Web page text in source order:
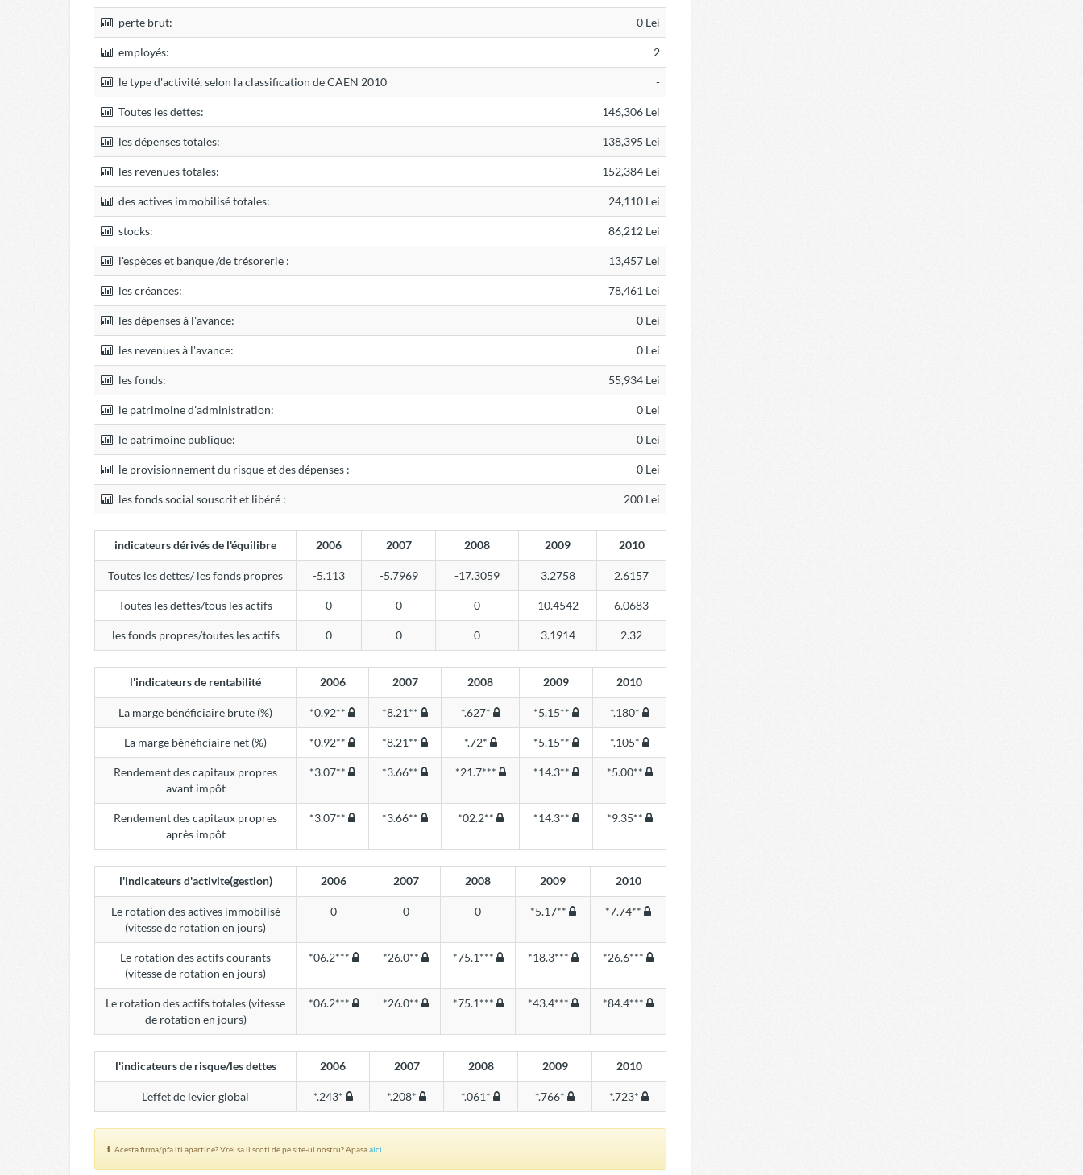
perte brut: 0 Lei
employés: 2
le type d'activité, selon la classification de CAEN 2010 -
Toutes les dettes: 146,306 Lei
les dépenses totales: 138,395 Lei
les revenues totales: 152,384 Lei
des actives immobilisé totales: 24,110 Lei
stocks: 86,212 Lei
l'espèces et banque /de trésorerie : 13,457 Lei
les créances: 78,461 Lei
les dépenses à l'avance: 0 Lei
les revenues à l'avance: 0 Lei
les fonds: 55,934 Lei
le patrimoine d'administration: 0 Lei
le patrimoine publique: 0 Lei
le provisionnement du risque et des dépenses : 0 Lei
les fonds social souscrit et libéré : 200 Lei
indicateurs dérivés de l'équilibre 2006 2007 2008 2009 2010
Toutes les dettes/ les fonds propres -5.113 -5.7969 -17.3059 3.2758 2.6157
Toutes les dettes/tous les actifs 0 0 0 10.4542 6.0683
les fonds propres/toutes les actifs 0 0 0 3.1914 2.32
l'indicateurs de rentabilité 2006 2007 2008 2009 2010
La marge bénéficiaire brute (%) *0.92** *8.21** *.627* *5.15** *.180*
La marge bénéficiaire net (%) *0.92** *8.21** *.72* *5.15** *.105*
Rendement des capitaux propres
avant impôt
*3.07** *3.66** *21.7*** *14.3** *5.00**
Rendement des capitaux propres
après impôt
*3.07** *3.66** *02.2** *14.3** *9.35**
l'indicateurs d'activite(gestion) 2006 2007 2008 2009 2010
Le rotation des actives immobilisé
(vitesse de rotation en jours)
0 0 0 *5.17** *7.74**
Le rotation des actifs courants
(vitesse de rotation en jours)
*06.2*** *26.0** *75.1*** *18.3*** *26.6***
Le rotation des actifs totales (vitesse
de rotation en jours)
*06.2*** *26.0** *75.1*** *43.4*** *84.4***
l'indicateurs de risque/les dettes 2006 2007 2008 2009 2010
L'effet de levier global *.243* *.208* *.061* *.766* *.723*
Acesta firma/pfa iti apartine? Vrei sa il scoti de pe site-ul nostru? Apasaaici